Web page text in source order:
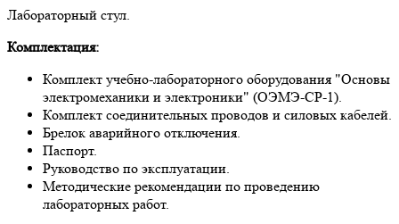
Лабораторный стул.
Комплектация:
Комплект учебно-лабораторного оборудования "Основы
электромеханики и электроники" (ОЭМЭ-СР-1).
Комплект соединительных проводов и силовых кабелей.
Брелок аварийного отключения.
Паспорт.
Руководство по эксплуатации.
Методические рекомендации по проведению
лабораторных работ.